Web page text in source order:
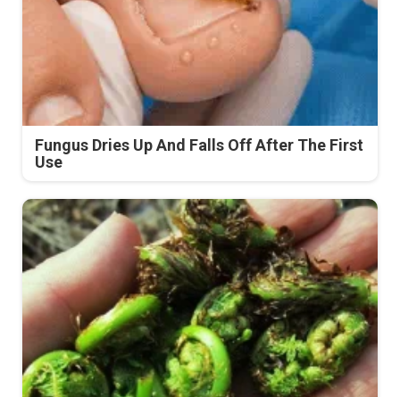
Fungus Dries Up And Falls Off After The First
Use